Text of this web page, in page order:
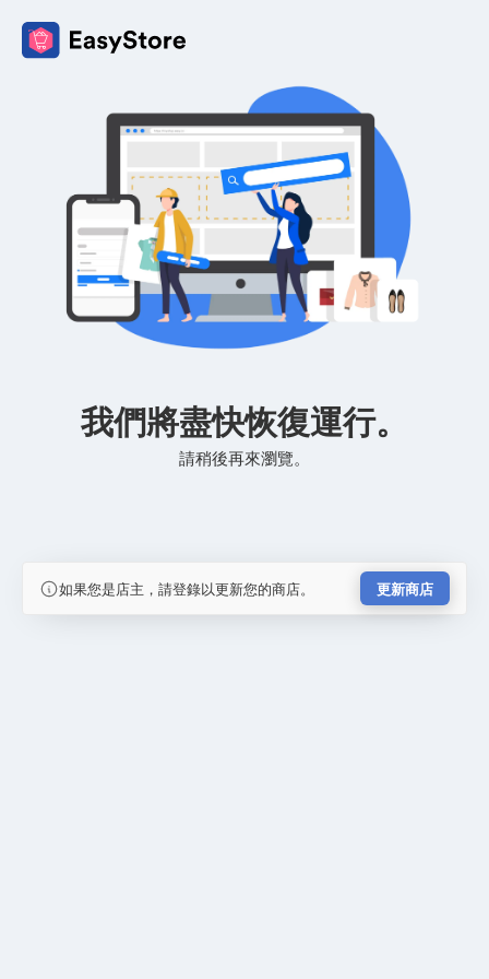
我們將盡快恢復運行。
請稍後再來瀏覽。
如果您是店主，請登錄以更新您的商店。 更新商店